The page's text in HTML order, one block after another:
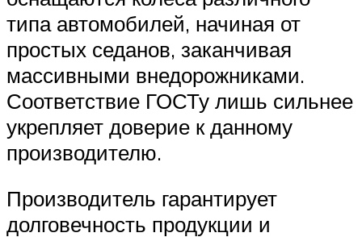
типа автомобилей, начиная от
простых седанов, заканчивая
массивными внедорожниками.
Соответствие ГОСТу лишь сильнее
укрепляет доверие к данному
производителю.
Производитель гарантирует
долговечность продукции и